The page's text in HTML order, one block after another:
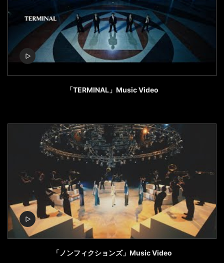
「TERMINAL」Music Video
「ノンフィクションズ」Music Video